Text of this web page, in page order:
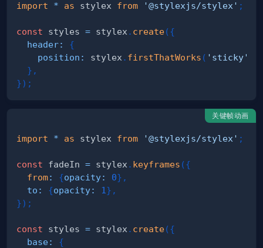
import * as stylex from '@stylexjs/stylex' ;
const styles = stylex . create({
header:
{
position : stylex . firstThatWorks ( 'sticky'
} ,
}) ;
关键帧动画
import * as stylex from '@stylexjs/stylex' ;
const fadeIn = stylex . keyframes ({
from: {opacity: 0} ,
to : {opacity: 1 } ,
}) ;
const styles = stylex . create({
base:
{